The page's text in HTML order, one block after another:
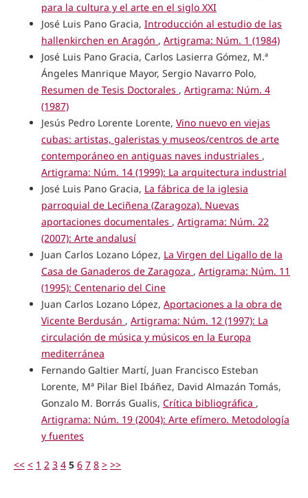
para la cultura y el arte en el siglo XXI
José Luis Pano Gracia, Introducción al estudio de las
hallenkirchen en Aragón , Artigrama: Núm. 1 (1984)
José Luis Pano Gracia, Carlos Lasierra Gómez, M.ª
Ángeles Manrique Mayor, Sergio Navarro Polo,
Resumen de Tesis Doctorales , Artigrama: Núm. 4
(1987)
Jesús Pedro Lorente Lorente, Vino nuevo en viejas
cubas: artistas, galeristas y museos/centros de arte
contemporáneo en antiguas naves industriales ,
Artigrama: Núm. 14 (1999): La arquitectura industrial
José Luis Pano Gracia, La fábrica de la iglesia
parroquial de Leciñena (Zaragoza). Nuevas
aportaciones documentales , Artigrama: Núm. 22
(2007): Arte andalusí
Juan Carlos Lozano López, La Virgen del Ligallo de la
Casa de Ganaderos de Zaragoza , Artigrama: Núm. 11
(1995): Centenario del Cine
Juan Carlos Lozano López, Aportaciones a la obra de
Vicente Berdusán , Artigrama: Núm. 12 (1997): La
circulación de música y músicos en la Europa
mediterránea
Fernando Galtier Martí, Juan Francisco Esteban
Lorente, Mª Pilar Biel Ibáñez, David Almazán Tomás,
Gonzalo M. Borrás Gualis, Crítica bibliográfica ,
Artigrama: Núm. 19 (2004): Arte efímero. Metodología
y fuentes
<< < 1 2 3 4 5 6 7 8 > >>